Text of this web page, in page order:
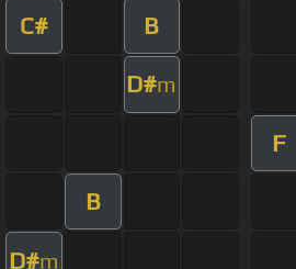
C# B
D#m
F
B
D#m